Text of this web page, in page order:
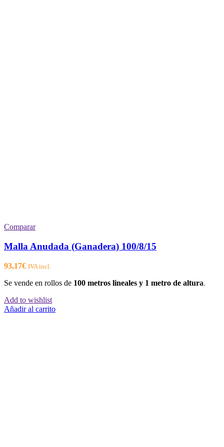
Comparar
Malla Anudada (Ganadera) 100/8/15
93,17€ IVA incl.
Se vende en rollos de 100 metros lineales y 1 metro de altura.
Add to wishlist
Añadir al carrito